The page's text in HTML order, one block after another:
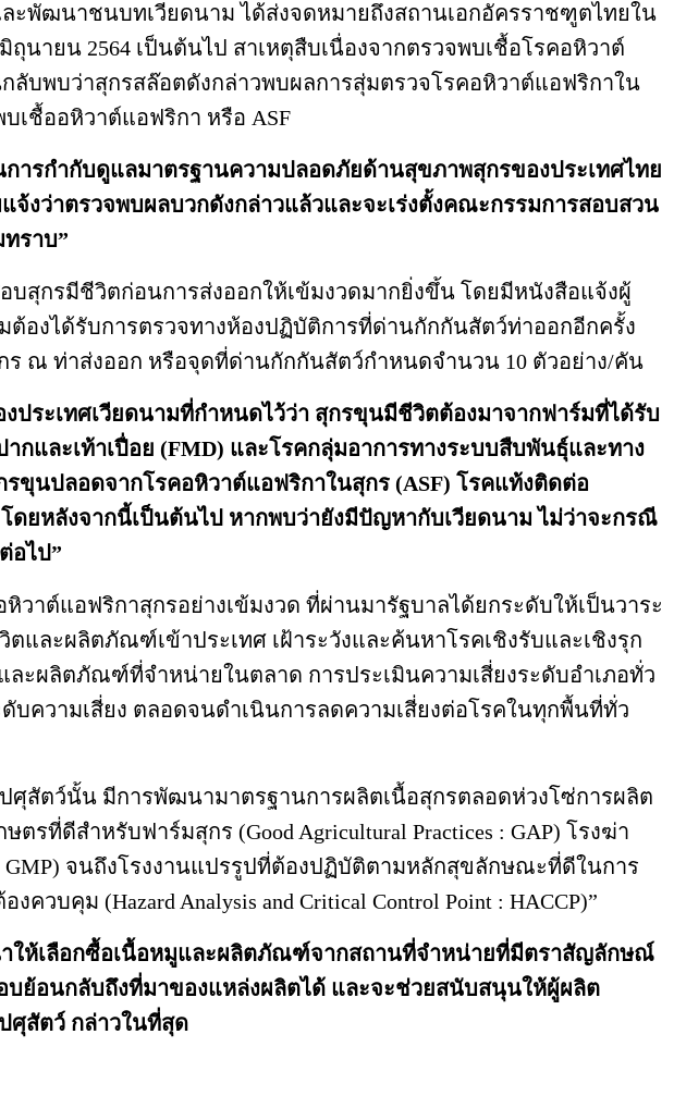
ละพัฒนาชนบทเวียดนาม ได้ส่งจดหมายถึงสถานเอกอัครราชฑูตไทยใน
นายน 2564 เป็นต้นไป สาเหตุสืบเนื่องจากตรวจพบเชื้อโรคอหิวาต์
บพบว่าสุกรสล๊อตดังกล่าวพบผลการสุ่มตรวจโรคอหิวาต์แอฟริกาใน
เชื้ออหิวาต์แอฟริกา หรือ ASF
ารกำกับดูแลมาตรฐานความปลอดภัยด้านสุขภาพสุกรของประเทศไทย
งว่าตรวจพบผลบวกดังกล่าวแล้วและจะเร่งตั้งคณะกรรมการสอบสวน
ราบ”
สุกรมีชีวิตก่อนการส่งออกให้เข้มงวดมากยิ่งขึ้น โดยมีหนังสือแจ้งผู้
องได้รับการตรวจทางห้องปฏิบัติการที่ด่านกักกันสัตว์ท่าออกอีกครั้ง
ณ ท่าส่งออก หรือจุดที่ด่านกักกันสัตว์กำหนดจำนวน 10 ตัวอย่าง/คัน
ระเทศเวียดนามที่กำหนดไว้ว่า สุกรขุนมีชีวิตต้องมาจากฟาร์มที่ได้รับ
และเท้าเปื่อย (FMD) และโรคกลุ่มอาการทางระบบสืบพันธุ์และทาง
ขุนปลอดจากโรคอหิวาต์แอฟริกาในสุกร (ASF) โรคแท้งติดต่อ
โดยหลังจากนี้เป็นต้นไป หากพบว่ายังมีปัญหากับเวียดนาม ไม่ว่าจะกรณี
อไป”
าต์แอฟริกาสุกรอย่างเข้มงวด ที่ผ่านมารัฐบาลได้ยกระดับให้เป็นวาระ
ละผลิตภัณฑ์เข้าประเทศ เฝ้าระวังและค้นหาโรคเชิงรับและเชิงรุก
ละผลิตภัณฑ์ที่จำหน่ายในตลาด การประเมินความเสี่ยงระดับอำเภอทั่ว
ความเสี่ยง ตลอดจนดำเนินการลดความเสี่ยงต่อโรคในทุกพื้นที่ทั่ว
ศุสัตว์นั้น มีการพัฒนามาตรฐานการผลิตเนื้อสุกรตลอดห่วงโซ่การผลิต
ที่ดีสำหรับฟาร์มสุกร (Good Agricultural Practices : GAP) โรงฆ่า
GMP) จนถึงโรงงานแปรรูปที่ต้องปฏิบัติตามหลักสุขลักษณะที่ดีในการ
วบคุม (Hazard Analysis and Critical Control Point : HACCP)”
ให้เลือกซื้อเนื้อหมูและผลิตภัณฑ์จากสถานที่จำหน่ายที่มีตราสัญลักษณ์
ย้อนกลับถึงที่มาของแหล่งผลิตได้ และจะช่วยสนับสนุนให้ผู้ผลิต
สัตว์ กล่าวในที่สุด